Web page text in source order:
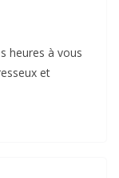
heures à vous
et